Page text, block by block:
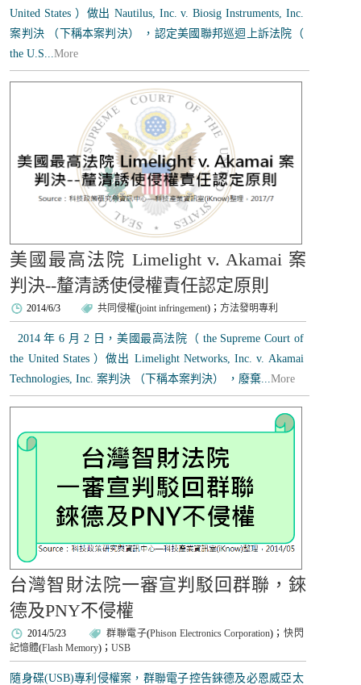
United States ）做出 Nautilus, Inc. v. Biosig Instruments, Inc.
案判決 （下稱本案判決） ，認定美國聯邦巡迴上訴法院（
the U.S...More
美國最高法院 Limelight v. Akamai 案
判決--釐清誘使侵權責任認定原則
2014/6/3 共同侵權(joint infringement)；方法發明專利
2014 年 6 月 2 日，美國最高法院（ the Supreme Court of
the United States ）做出 Limelight Networks, Inc. v. Akamai
Technologies, Inc. 案判決 （下稱本案判決） ，廢棄...More
台灣智財法院一審宣判駁回群聯，錸
德及PNY不侵權
2014/5/23 群聯電子(Phison Electronics Corporation)； 快閃
記憶體(Flash Memory)；USB
隨身碟(USB)專利侵權案，群聯電子控告錸德及必恩威亞太